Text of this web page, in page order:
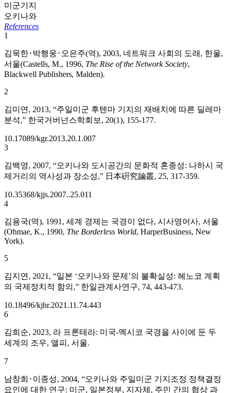
미군기지
오키나와
References
1
김묵한･박행웅･오은주(역), 2003, 네트워크 사회의 도래, 한울,
서울(Castells, M., 1996, The Rise of the Network Society,
Blackwell Publishers, Malden).
2
김미연, 2013, “주일미군 후텐마 기지의 재배치에 따른 딜레마
분석,” 한국거버넌스학회보, 20(1), 155-177.
10.17089/kgr.2013.20.1.007
3
김백영, 2007, “오키나와 도시공간의 문화적 혼종성: 나하시 국
제거리의 역사성과 장소성,” 日本硏究論叢, 25, 317-359.
10.35368/kjjs.2007..25.011
4
김용국(역), 1991, 세계 경제는 국경이 없다, 시사영어사, 서울
(Ohmae, K., 1990, The Borderless World, HarperBusiness, New
York).
5
김지연, 2021, “일본 ‘오키나와 문제’의 불확실성: 헤노코 계획
의 국제정치적 함의,” 한일관계사연구, 74, 443-473.
10.18496/kjhr.2021.11.74.443
6
김희순, 2023, 라 프론테라: 미국-멕시코 국경을 사이에 둔 두
세계의 조우, 앨피, 서울.
7
남창희･이종성, 2004, “오키나와 주일미군 기지조정 정책결정
요인에 대한 연구: 미군, 일본정부, 지자체, 주민 간의 협상 과